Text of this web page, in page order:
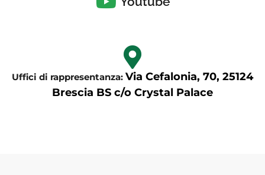
Uffici di rappresentanza: Via Cefalonia, 70, 25124
Brescia BS c/o Crystal Palace